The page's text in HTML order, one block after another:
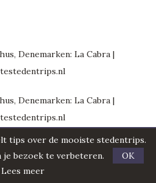
cafés in Aarhus,
Latinerkvarteret. Naast
tips over de mooiste stedentrips.
je bezoek te verbeteren.
OK
Lees meer